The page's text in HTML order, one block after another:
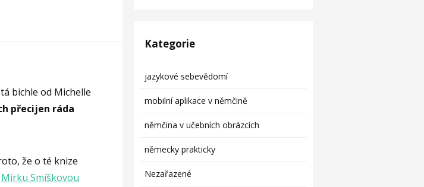
bichle od Michelle
přecijen ráda
že o té knize
Mirku Smíškovou
Kategorie
jazykové sebevědomí
mobilní aplikace v němčině
němčina v učebních obrázcích
německy prakticky
Nezařazené